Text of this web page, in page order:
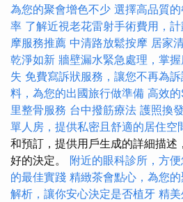
為您的聚會增色不少 選擇高品質
率 了解近視老花雷射手術費用，
摩服務推薦 中清路放鬆按摩 居家
乾淨如新 牆壁漏水緊急處理，掌
失 免費寫訴狀服務，讓您不再為
料，為您的出國旅行做準備 高效
里整骨服務 台中撥筋療法 護照換
單人房，提供私密且舒適的居住空
和預訂，提供用戶生成的詳細描述
好的決定。 附近的眼科診所，方
的最佳實踐 精緻茶會點心，為您
解析，讓你安心決定是否植牙 精